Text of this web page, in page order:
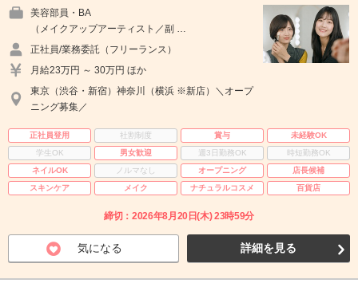
美容部員・BA
（メイクアップアーティスト／副 …
正社員/業務委託（フリーランス）
月給23万円 ～ 30万円 ほか
東京（渋谷・新宿）神奈川（横浜 ※新店）＼オープ
ニング募集／
正社員登用 社割制度 賞与
未経験OK
学生OK
男女歓迎 週3日勤務OK
時短勤務OK
ネイルOK
ノルマなし オープニング
店長候補
スキンケア
メイク ナチュラルコスメ 百貨店
締切：2026年8月20日(木) 23時59分
気になる 詳細を見る